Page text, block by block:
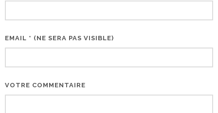
EMAIL * (NE SERA PAS VISIBLE)
VOTRE COMMENTAIRE